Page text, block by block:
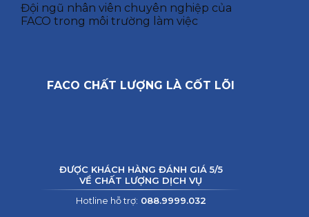
Đội ngũ nhân viên chuyên nghiệp của
FACO trong môi trường làm việc
FACO CHẤT LƯỢNG LÀ CỐT LÕI
ĐƯỢC KHÁCH HÀNG ĐÁNH GIÁ 5/5
VỀ CHẤT LƯỢNG DỊCH VỤ
Hotline hỗ trợ: 088.9999.032